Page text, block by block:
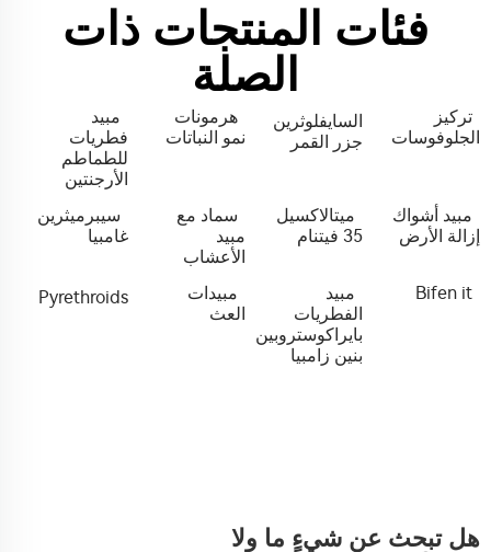
فئات المنتجات ذات
الصلة
تركيز
الجلوفوسات
السايفلوثرين
جزر القمر
هرمونات
نمو النباتات
مبيد
فطريات
للطماطم
الأرجنتين
مبيد أشواك
إزالة الأرض
ميتالاكسيل
35 فيتنام
سماد مع
مبيد
الأعشاب
سيبرميثرين
غامبيا
Bifen it
مبيد
الفطريات
بايراكوستروبين
بنين زامبيا
مبيدات
العث
Pyrethroids
هل تبحث عن شيءٍ ما ولا